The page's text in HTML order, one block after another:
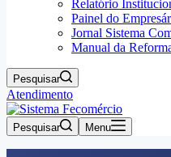
Relatório
Painel do
Jornal Sistema
Manual da
Pesquisar
Atendimento
Pesquisar Menu